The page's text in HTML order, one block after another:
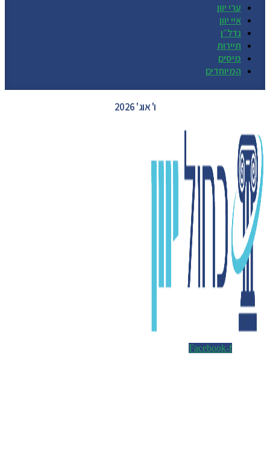
ערי יוון
איי יוון
נדל״ן
תיירות
מיסים
המיוחדים
ו' אוג' 2026
Facebook-f